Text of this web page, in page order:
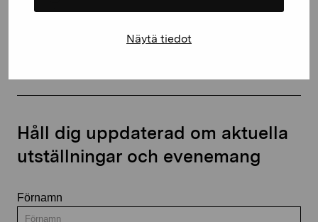
Näytä tiedot
Håll dig uppdaterad om aktuella
utställningar och evenemang
Förnamn